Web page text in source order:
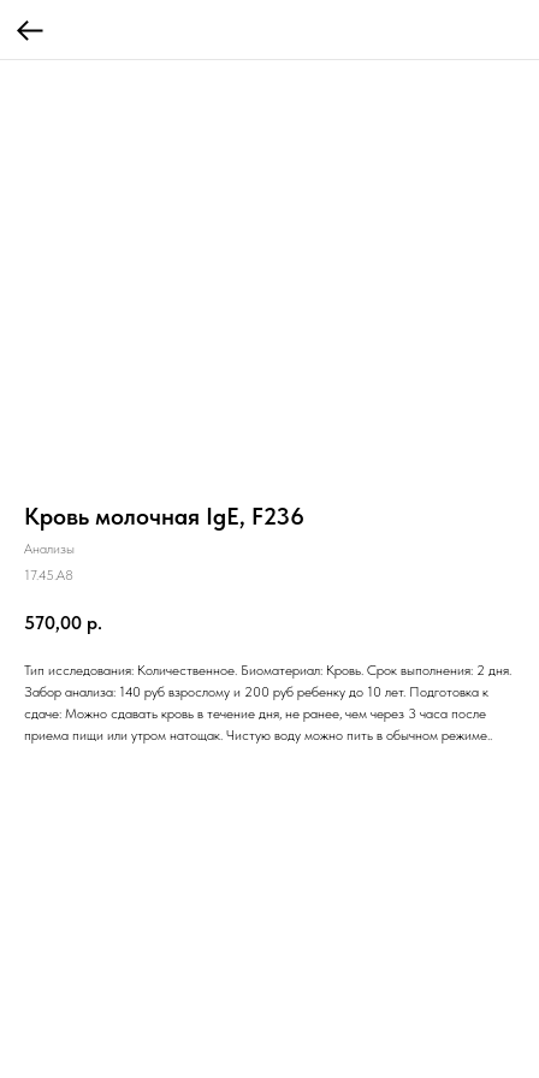
Кровь молочная IgE, F236
Анализы
17.45.A8
570,00 р.
Тип исследования: Количественное. Биоматериал: Кровь. Срок выполнения: 2 дня.
Забор анализа: 140 руб взрослому и 200 руб ребенку до 10 лет. Подготовка к
сдаче: Можно сдавать кровь в течение дня, не ранее, чем через 3 часа после
приема пищи или утром натощак. Чистую воду можно пить в обычном режиме..